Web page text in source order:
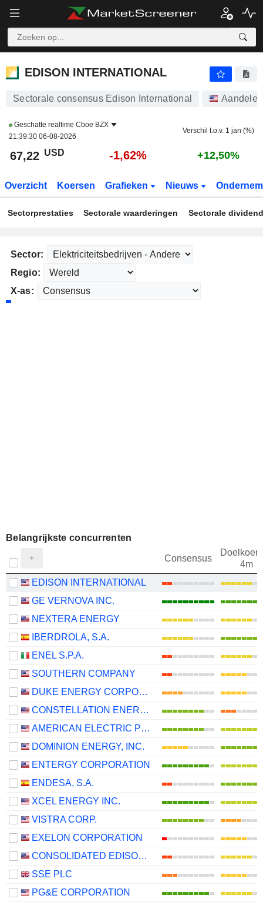
EDISON INTERNATIONAL
EDISON INTERNATIONAL
Sectorale consensus Edison International Aandelen
Geschatte realtime Cboe BZX
21:39:30 06-08-2026
Verschil t.o.v. 1 jan (%)
67,22 USD -1,62% +12,50%
Overzicht Koersen Grafieken Nieuws
Sectorprestaties Sectorale waarderingen Sectorale
Sector:
Regio:
X-as:
Belangrijkste concurrenten
Consensus
4m
EDISON INTERNATIONAL
GE VERNOVA INC.
NEXTERA ENERGY
IBERDROLA, S.A.
ENEL S.P.A.
SOUTHERN COMPANY
DUKE ENERGY CORPORATION
CONSTELLATION ENERGY CORPORATION
AMERICAN ELECTRIC POWER COMPANY, INC.
DOMINION ENERGY, INC.
ENTERGY CORPORATION
ENDESA, S.A.
XCEL ENERGY INC.
VISTRA CORP.
EXELON CORPORATION
CONSOLIDATED EDISON, INC.
SSE PLC
PG&E CORPORATION